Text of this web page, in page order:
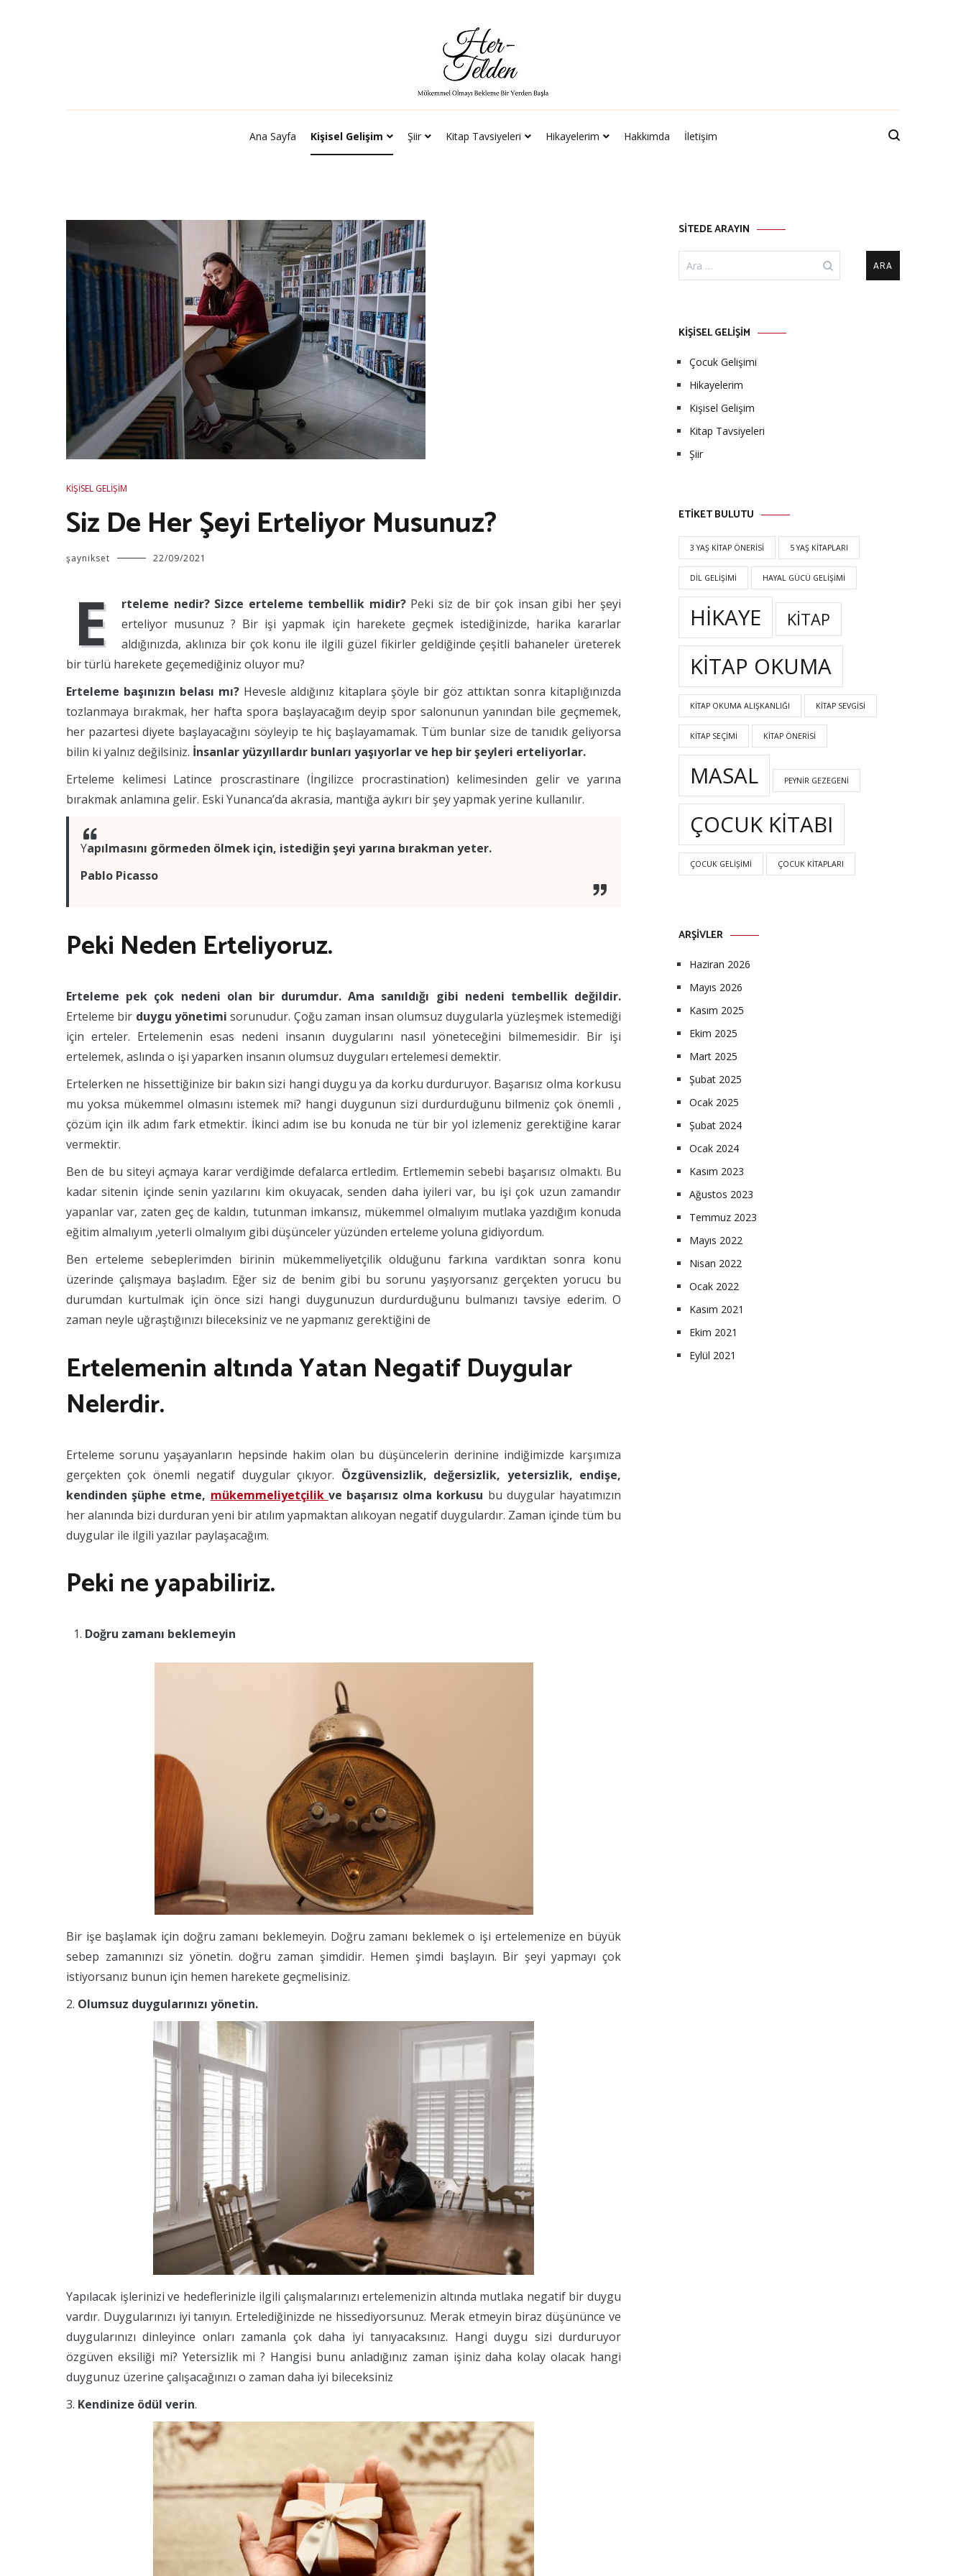
Ana Sayfa
Kişisel Gelişim Şiir Kitap Tavsiyeleri Hikayelerim Hakkımda İletişim
KIŞISEL GELIŞIM
Siz De Her Şeyi Erteliyor Musunuz?
şaynikset 22/09/2021
E rteleme nedir? Sizce erteleme tembellik midir?Peki siz de bir çok insan gibi her şeyi
erteliyor musunuz ? Bir işi yapmak için harekete geçmek istediğinizde, harika kararlar
aldığınızda, aklınıza bir çok konu ile ilgili güzel fikirler geldiğinde çeşitli bahaneler üreterek
bir türlü harekete geçemediğiniz oluyor mu?
Erteleme başınızın belası mı? Hevesle aldığınız kitaplara şöyle bir göz attıktan sonra kitaplığınızda
tozlanmaya bırakmak, her hafta spora başlayacağım deyip spor salonunun yanından bile geçmemek,
her pazartesi diyete başlayacağını söyleyip te hiç başlayamamak. Tüm bunlar size de tanıdık geliyorsa
bilin ki yalnız değilsiniz. İnsanlar yüzyıllardır bunları yaşıyorlar ve hep bir şeyleri erteliyorlar.
Erteleme kelimesi Latince proscrastinare (İngilizce procrastination) kelimesinden gelir ve yarına
bırakmak anlamına gelir. Eski Yunanca’da akrasia, mantığa aykırı bir şey yapmak yerine kullanılır.
Yapılmasını görmeden ölmek için, istediğin şeyi yarına bırakman yeter.
Pablo Picasso
Peki Neden Erteliyoruz.
Erteleme pek çok nedeni olan bir durumdur. Ama sanıldığı gibi nedeni tembellik değildir.
Erteleme bir duygu yönetimisorunudur. Çoğu zaman insan olumsuz duygularla yüzleşmek istemediği
için erteler. Ertelemenin esas nedeni insanın duygularını nasıl yöneteceğini bilmemesidir. Bir işi
ertelemek, aslında o işi yaparken insanın olumsuz duyguları ertelemesi demektir.
Ertelerken ne hissettiğinize bir bakın sizi hangi duygu ya da korku durduruyor. Başarısız olma korkusu
mu yoksa mükemmel olmasını istemek mi? hangi duygunun sizi durdurduğunu bilmeniz çok önemli ,
çözüm için ilk adım fark etmektir. İkinci adım ise bu konuda ne tür bir yol izlemeniz gerektiğine karar
vermektir.
Ben de bu siteyi açmaya karar verdiğimde defalarca ertledim. Ertlememin sebebi başarısız olmaktı. Bu
kadar sitenin içinde senin yazılarını kim okuyacak, senden daha iyileri var, bu işi çok uzun zamandır
yapanlar var, zaten geç de kaldın, tutunman imkansız, mükemmel olmalıyım mutlaka yazdığım konuda
eğitim almalıyım ,yeterli olmalıyım gibi düşünceler yüzünden erteleme yoluna gidiyordum.
Ben erteleme sebeplerimden birinin mükemmeliyetçilik olduğunu farkına vardıktan sonra konu
üzerinde çalışmaya başladım. Eğer siz de benim gibi bu sorunu yaşıyorsanız gerçekten yorucu bu
durumdan kurtulmak için önce sizi hangi duygunuzun durdurduğunu bulmanızı tavsiye ederim. O
zaman neyle uğraştığınızı bileceksiniz ve ne yapmanız gerektiğini de
Ertelemenin altında Yatan Negatif Duygular
Nelerdir.
Erteleme sorunu yaşayanların hepsinde hakim olan bu düşüncelerin derinine indiğimizde karşımıza
gerçekten çok önemli negatif duygular çıkıyor. Özgüvensizlik, değersizlik, yetersizlik, endişe,
kendinden şüphe etme, mükemmeliyetçilik ve başarısız olma korkusu bu duygular hayatımızın
her alanında bizi durduran yeni bir atılım yapmaktan alıkoyan negatif duygulardır. Zaman içinde tüm bu
duygular ile ilgili yazılar paylaşacağım.
Peki ne yapabiliriz.
Doğru zamanı beklemeyin
Bir işe başlamak için doğru zamanı beklemeyin. Doğru zamanı beklemek o işi ertelemenize en büyük
sebep zamanınızı siz yönetin. doğru zaman şimdidir. Hemen şimdi başlayın. Bir şeyi yapmayı çok
istiyorsanız bunun için hemen harekete geçmelisiniz.
2. Olumsuz duygularınızı yönetin.
Yapılacak işlerinizi ve hedeflerinizle ilgili çalışmalarınızı ertelemenizin altında mutlaka negatif bir duygu
vardır. Duygularınızı iyi tanıyın. Ertelediğinizde ne hissediyorsunuz. Merak etmeyin biraz düşününce ve
duygularınızı dinleyince onları zamanla çok daha iyi tanıyacaksınız. Hangi duygu sizi durduruyor
özgüven eksiliği mi? Yetersizlik mi ? Hangisi bunu anladığınız zaman işiniz daha kolay olacak hangi
duygunuz üzerine çalışacağınızı o zaman daha iyi bileceksiniz
3. Kendinize ödül verin.
SİTEDE ARAYIN
KİŞİSEL GELİŞİM
Çocuk Gelişimi
Hikayelerim
Kişisel Gelişim
Kitap Tavsiyeleri
Şiir
ETİKET BULUTU
3 YAŞ KITAP ÖNERISI 5 YAŞ KITAPLARI
DIL GELIŞIMI HAYAL GÜCÜ GELIŞIMI
HIKAYE KITAP
KITAP OKUMA
KITAP OKUMA ALIŞKANLIĞI KITAP SEVGISI
KITAP SEÇIMI KITAP ÖNERISI
MASAL PEYNIR GEZEGENI
ÇOCUK KITABI
ÇOCUK GELIŞIMI ÇOCUK KITAPLARI
ARŞIVLER
Haziran 2026
Mayıs 2026
Kasım 2025
Ekim 2025
Mart 2025
Şubat 2025
Ocak 2025
Şubat 2024
Ocak 2024
Kasım 2023
Ağustos 2023
Temmuz 2023
Mayıs 2022
Nisan 2022
Ocak 2022
Kasım 2021
Ekim 2021
Eylül 2021